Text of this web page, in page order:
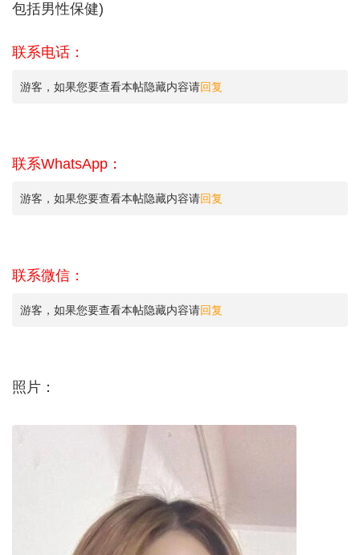
包括男性保健)
联系电话：
游客，如果您要查看本帖隐藏内容请回复
联系WhatsApp：
游客，如果您要查看本帖隐藏内容请回复
联系微信：
游客，如果您要查看本帖隐藏内容请回复
照片：